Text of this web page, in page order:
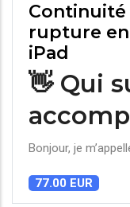
Continuité
rupture
iPad
👋 Qui
Bonjour, je
77.00 EUR